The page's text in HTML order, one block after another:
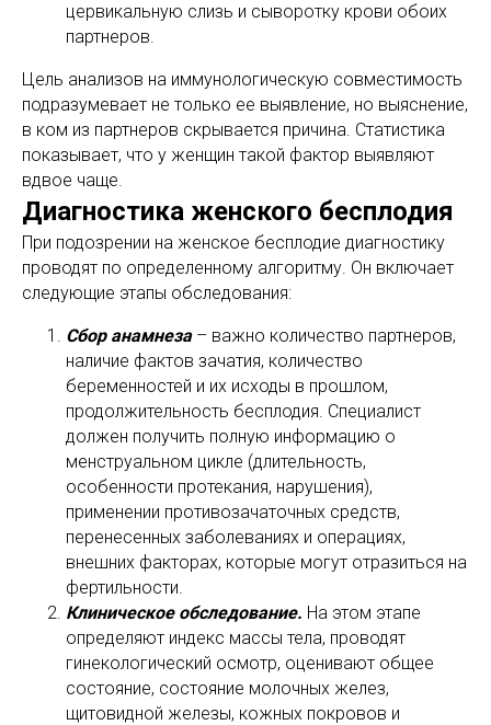
цервикальную слизь и сыворотку крови обоих
партнеров.
Цель анализов на иммунологическую совместимость
подразумевает не только ее выявление, но выяснение,
в ком из партнеров скрывается причина. Статистика
показывает, что у женщин такой фактор выявляют
вдвое чаще.
Диагностика женского бесплодия
При подозрении на женское бесплодие диагностику
проводят по определенному алгоритму. Он включает
следующие этапы обследования:
Сбор анамнеза– важно количество партнеров,
наличие фактов зачатия, количество
беременностей и их исходы в прошлом,
продолжительность бесплодия. Специалист
должен получить полную информацию о
менструальном цикле (длительность,
особенности протекания, нарушения),
применении противозачаточных средств,
перенесенных заболеваниях и операциях,
внешних факторах, которые могут отразиться на
фертильности.
Клиническое обследование. На этом этапе
определяют индекс массы тела, проводят
гинекологический осмотр, оценивают общее
состояние, состояние молочных желез,
щитовидной железы, кожных покровов и